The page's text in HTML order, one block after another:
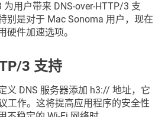
为用户带来 DNS-over-HTTP/3 支
别是对于 Mac Sonoma 用户，现在
硬件加速选项。
3 支持
义 DNS 服务器添加 h3:// 地址，它
工作。这将提高应用程序的安全性